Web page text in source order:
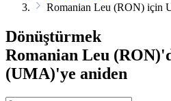
Romanian Leu (RON) için
Dönüştürmek
Romanian Leu
(UMA)'ye aniden